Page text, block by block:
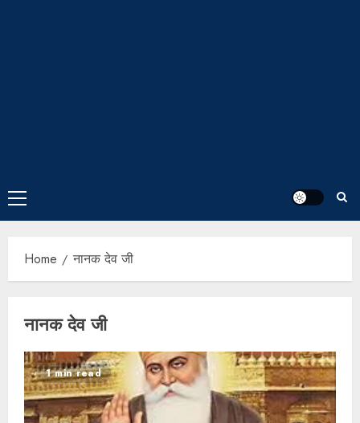
Home नानक देव जी
नानक देव जी
1 min read